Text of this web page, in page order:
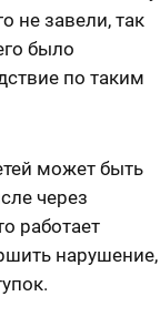
не завели, так
было
по таким
может быть
через
работает
нарушение,